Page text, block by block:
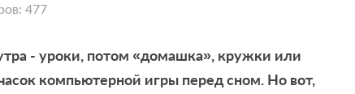
477
- уроки, потом «домашка», кружки или
компьютерной игры перед сном. Но вот,